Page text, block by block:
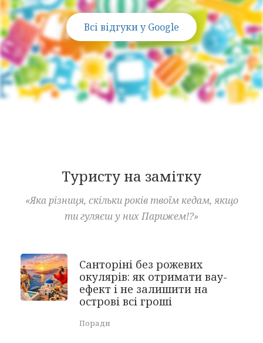
Всі відгуки у Google
Туристу на замітку
«Яка різниця, скільки років твоїм кедам, якщо
ти гуляєш у них Парижем!?»
Санторіні без рожевих
окулярів: як отримати вау-
ефект і не залишити на
острові всі гроші
Поради